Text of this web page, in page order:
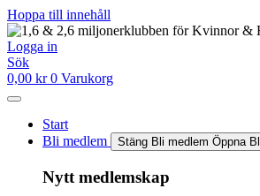
Hoppa till innehåll
Logga in
Sök
0,00 kr 0 Varukorg
Start
Bli medlem
Stäng Bli medlem Öppna
Nytt medlemskap